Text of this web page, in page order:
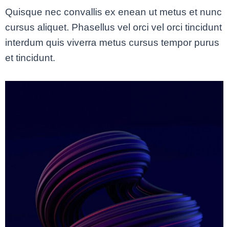
Quisque nec convallis ex enean ut metus et nunc
cursus aliquet. Phasellus vel orci vel orci tincidunt
interdum quis viverra metus cursus tempor purus
et tincidunt.